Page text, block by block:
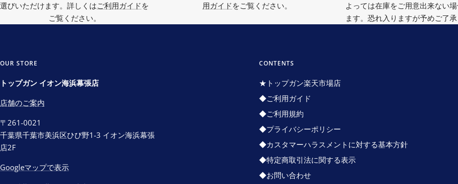
選びいただけます。詳しくはご利用ガイド を
ご覧ください。
用ガイド をご覧ください。
よっては在庫をご用意出来ない
ます。恐れ入りますが予めご了承
OUR STORE
トップガン イオン海浜幕張店
店舗のご案内
〒261-0021
千葉県千葉市美浜区ひび野1-3 イオン海浜幕張
店2F
Googleマップで表示
CONTENTS
★トップガン楽天市場店
◆ご利用ガイド
◆ご利用規約
◆プライバシーポリシー
◆カスタマーハラスメントに対する基本方針
◆特定商取引法に関する表示
◆お問い合わせ